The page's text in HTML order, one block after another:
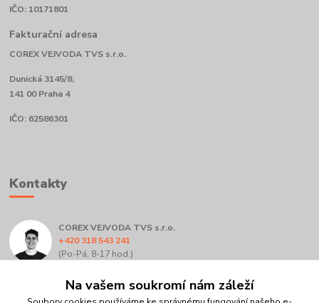
IČO: 10171801
Fakturační adresa
COREX VEJVODA TVS s.r.o.
Dunická 3145/8,
141 00 Praha 4
IČO: 62586301
Kontakty
COREX VEJVODA TVS s.r.o.
+420 318 543 241
(Po-Pá, 8-17 hod.)
info@corex.czNa vašem soukromí nám záleží